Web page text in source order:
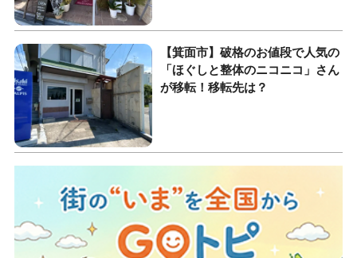
【箕面市】破格のお値段で人気の
「ほぐしと整体のニコニコ」さん
が移転！移転先は？